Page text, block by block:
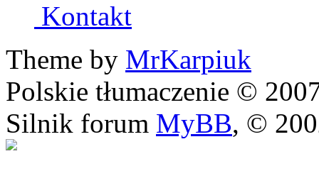
Kontakt
Theme by MrKarpiuk
Polskie tłumaczenie ©
Silnik forum MyBB, ©